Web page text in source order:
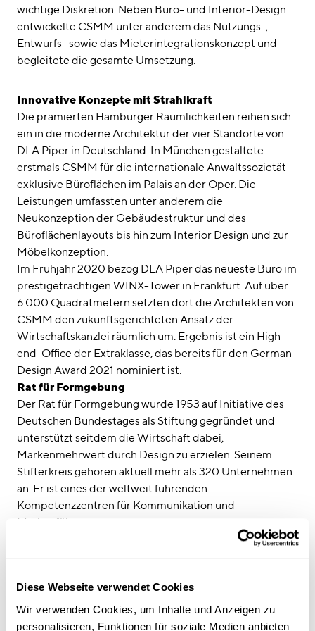
Diese Webseite verwendet Cookies
Wir verwenden Cookies, um Inhalte und Anzeigen zu
personalisieren, Funktionen für soziale Medien anbieten
wichtige Diskretion. Neben Büro- und Interior-Design
entwickelte CSMM unter anderem das Nutzungs-,
Entwurfs- sowie das Mieterintegrationskonzept und
begleitete die gesamte Umsetzung.
Innovative Konzepte mit Strahlkraft
Die prämierten Hamburger Räumlichkeiten reihen sich
ein in die moderne Architektur der vier Standorte von
DLA Piper in Deutschland. In München gestaltete
erstmals CSMM für die internationale Anwaltssozietät
exklusive Büroflächen im Palais an der Oper. Die
Leistungen umfassten unter anderem die
Neukonzeption der Gebäudestruktur und des
Büroflächenlayouts bis hin zum Interior Design und zur
Möbelkonzeption.
Im Frühjahr 2020 bezog DLA Piper das neueste Büro im
prestigeträchtigen WINX-Tower in Frankfurt. Auf über
6.000 Quadratmetern setzten dort die Architekten von
CSMM den zukunftsgerichteten Ansatz der
Wirtschaftskanzlei räumlich um. Ergebnis ist ein High-
end-Office der Extraklasse, das bereits für den German
Design Award 2021 nominiert ist.
Rat für Formgebung
Der Rat für Formgebung wurde 1953 auf Initiative des
Deutschen Bundestages als Stiftung gegründet und
unterstützt seitdem die Wirtschaft dabei,
Markenmehrwert durch Design zu erzielen. Seinem
Stifterkreis gehören aktuell mehr als 320 Unternehmen
an. Er ist eines der weltweit führenden
Kompetenzzentren für Kommunikation und
Markenführung.